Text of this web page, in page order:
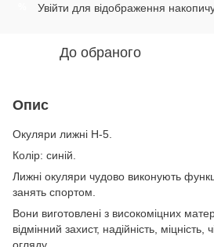
Увійти для відображення
До обраного
Опис
Окуляри лижні H-5.
Колір: синій.
Лижні окуляри чудово виконують
занять спортом.
Вони виготовлені з високоміцних
відмінний захист, надійність, міцність,
огляду.